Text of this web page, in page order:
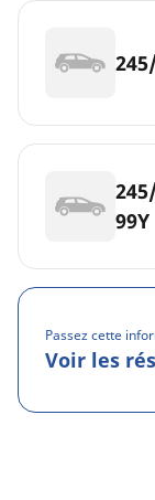
99Y
Passez cette
Voir les